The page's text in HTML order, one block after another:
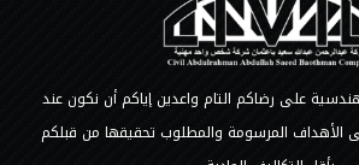
على رضاكم التام واعدين إياكم أن نكون عند
المرسومة والمطلوب تحقيقها من قبلكم